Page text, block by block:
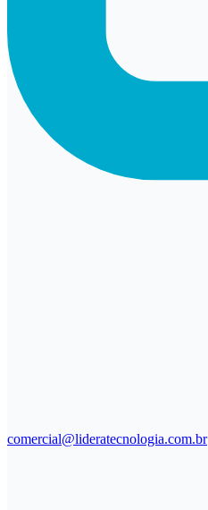
comercial@lideratecnologia.com.br